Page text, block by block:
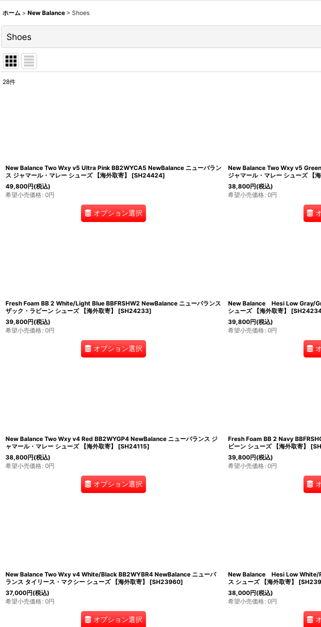
ホーム > New Balance > Shoes
Shoes
28件
New Balance Two Wxy v5 Ultra Pink BB2WYCA5 NewBalance ニューバラン
ス ジャマール・マレー シューズ 【海外取寄】
[SH24424]
49,800円(税込)
希望小売価格: 0円
オプション選択
New Balance Two Wxy v5
ジャマール・マレー シューズ 【海
38,800円(税込)
希望小売価格: 0円
Fresh Foam BB 2 White/Light Blue BBFRSHW2 NewBalance ニューバランス
ザック・ラビーン シューズ 【海外取寄】
[SH24233]
39,800円(税込)
希望小売価格: 0円
オプション選択
New Balance Hesi Low Gray/
シューズ 【海外取寄】
[
39,800円(税込)
希望小売価格: 0円
New Balance Two Wxy v4 Red BB2WYGP4 NewBalance ニューバランス ジ
ャマール・マレー シューズ 【海外取寄】
[SH24115]
38,800円(税込)
希望小売価格: 0円
オプション選択
Fresh Foam BB 2 Navy
ビーン シューズ 【海外取寄】
[
39,800円(税込)
希望小売価格: 0円
New Balance Two Wxy v4 White/Black BB2WYBR4 NewBalance ニューバ
ランス タイリース・マクシー シューズ 【海外取寄】
[SH23960]
37,000円(税込)
希望小売価格: 0円
オプション選択
New Balance Hesi Low White/
ス シューズ 【海外取寄】
[
38,000円(税込)
希望小売価格: 0円